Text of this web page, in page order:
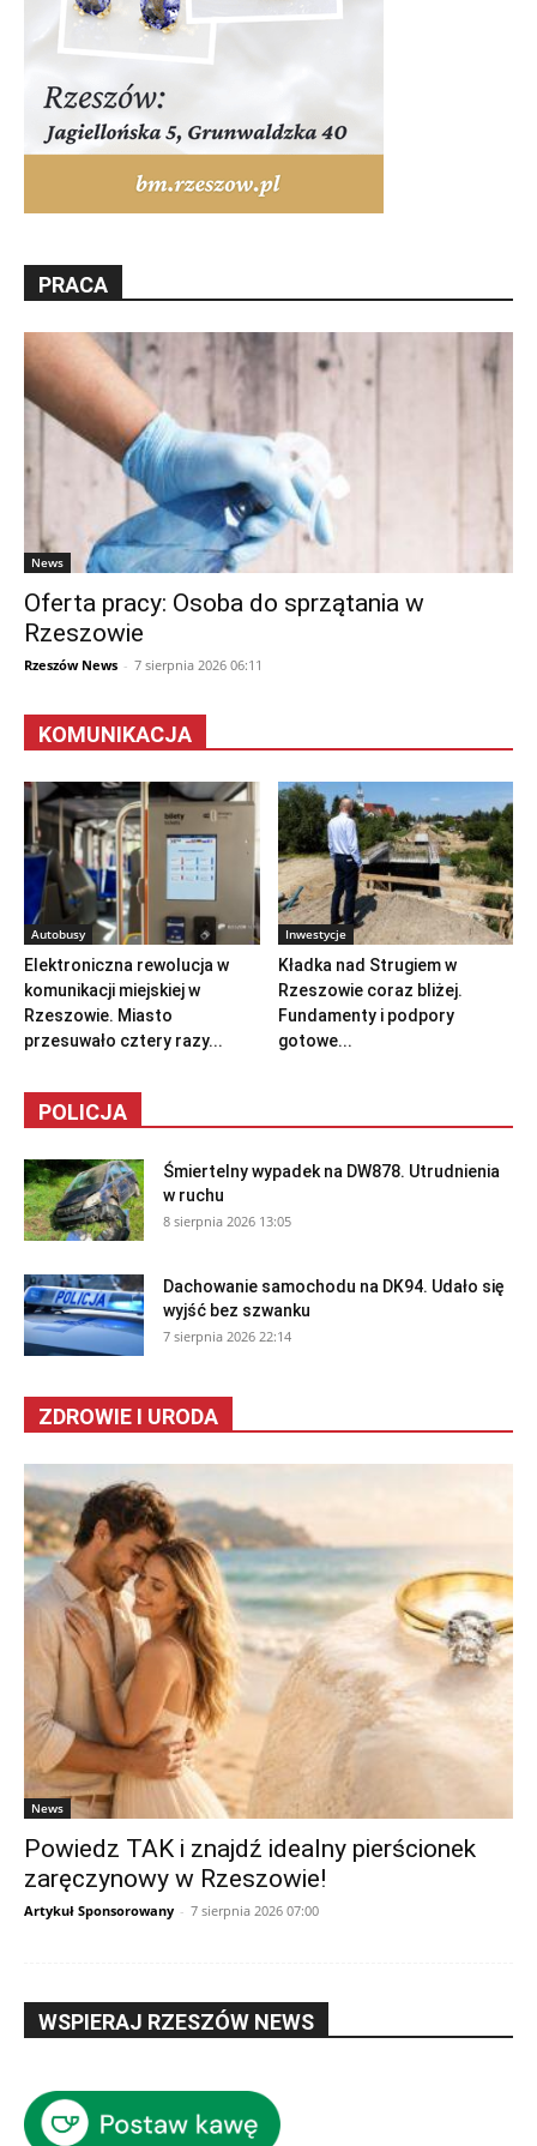
PRACA
News
Oferta pracy: Osoba do sprzątania w
Rzeszowie
Rzeszów News - 7 sierpnia 2026 06:11
KOMUNIKACJA
Autobusy
Elektroniczna rewolucja w
komunikacji miejskiej w
Rzeszowie. Miasto
przesuwało cztery razy...
Inwestycje
Kładka nad Strugiem w
Rzeszowie coraz bliżej.
Fundamenty i podpory
gotowe...
POLICJA
Śmiertelny wypadek na DW878. Utrudnienia
w ruchu
8 sierpnia 2026 13:05
Dachowanie samochodu na DK94. Udało się
wyjść bez szwanku
7 sierpnia 2026 22:14
ZDROWIE I URODA
News
Powiedz TAK i znajdź idealny pierścionek
zaręczynowy w Rzeszowie!
Artykuł Sponsorowany - 7 sierpnia 2026 07:00
WSPIERAJ RZESZÓW NEWS